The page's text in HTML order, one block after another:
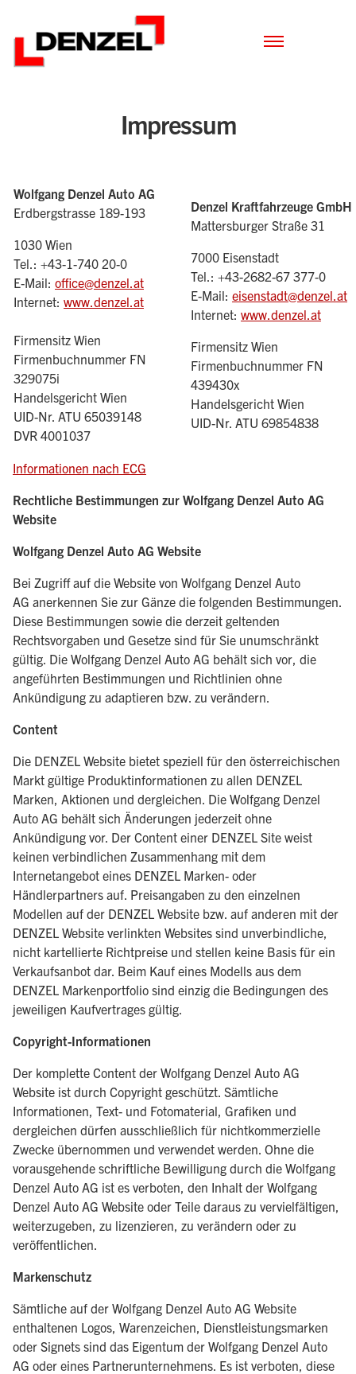
Inhalt
Impressum
Wolfgang Denzel Auto AG
Erdbergstrasse 189-193
1030 Wien
Tel.: +43-1-740 20-0
E-Mail: office@denzel.at
Internet: www.denzel.at
Firmensitz Wien
Firmenbuchnummer FN
329075i
Handelsgericht Wien
UID-Nr. ATU 65039148
DVR 4001037
Denzel Kraftfahrzeuge GmbH
Mattersburger Straße 31
7000 Eisenstadt
Tel.: +43-2682-67 377-0
E-Mail: eisenstadt@denzel.at
Internet: www.denzel.at
Firmensitz Wien
Firmenbuchnummer FN
439430x
Handelsgericht Wien
UID-Nr. ATU 69854838
Informationen nach ECG
Rechtliche Bestimmungen zur Wolfgang Denzel Auto AG
Website
Wolfgang Denzel Auto AG Website
Bei Zugriff auf die Website von Wolfgang Denzel Auto
AG anerkennen Sie zur Gänze die folgenden Bestimmungen.
Diese Bestimmungen sowie die derzeit geltenden
Rechtsvorgaben und Gesetze sind für Sie unumschränkt
gültig. Die Wolfgang Denzel Auto AG behält sich vor, die
angeführten Bestimmungen und Richtlinien ohne
Ankündigung zu adaptieren bzw. zu verändern.
Content
Die DENZEL Website bietet speziell für den österreichischen
Markt gültige Produktinformationen zu allen DENZEL
Marken, Aktionen und dergleichen. Die Wolfgang Denzel
Auto AG behält sich Änderungen jederzeit ohne
Ankündigung vor. Der Content einer DENZEL Site weist
keinen verbindlichen Zusammenhang mit dem
Internetangebot eines DENZEL Marken- oder
Händlerpartners auf. Preisangaben zu den einzelnen
Modellen auf der DENZEL Website bzw. auf anderen mit der
DENZEL Website verlinkten Websites sind unverbindliche,
nicht kartellierte Richtpreise und stellen keine Basis für ein
Verkaufsanbot dar. Beim Kauf eines Modells aus dem
DENZEL Markenportfolio sind einzig die Bedingungen des
jeweiligen Kaufvertrages gültig.
Copyright-Informationen
Der komplette Content der Wolfgang Denzel Auto AG
Website ist durch Copyright geschützt. Sämtliche
Informationen, Text- und Fotomaterial, Grafiken und
dergleichen dürfen ausschließlich für nichtkommerzielle
Zwecke übernommen und verwendet werden. Ohne die
vorausgehende schriftliche Bewilligung durch die Wolfgang
Denzel Auto AG ist es verboten, den Inhalt der Wolfgang
Denzel Auto AG Website oder Teile daraus zu vervielfältigen,
weiterzugeben, zu lizenzieren, zu verändern oder zu
veröffentlichen.
Markenschutz
Sämtliche auf der Wolfgang Denzel Auto AG Website
enthaltenen Logos, Warenzeichen, Dienstleistungsmarken
oder Signets sind das Eigentum der Wolfgang Denzel Auto
AG oder eines Partnerunternehmens. Es ist verboten, diese